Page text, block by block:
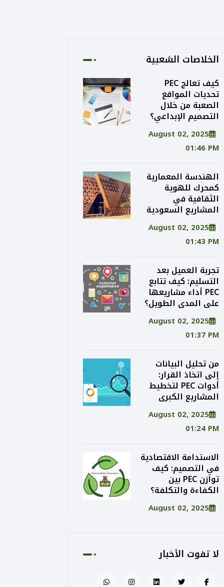
الخلاصات الشعبية
كيف تعالج PEC
تحديات المواقع
الصعبة من خلال
التصميم الإبداعي؟
August 02, 2025
01:46 PM
الهندسة المعمارية
كمحرك للهوية
الثقافية في
المشاريع السعودية
August 02, 2025
01:43 PM
تجربة العميل بعد
التسليم: كيف تتابع
PEC أداء مشاريعها
على المدى الطويل؟
August 02, 2025
01:37 PM
من تحليل البيانات
إلى اتخاذ القرار:
أدوات PEC لتخطيط
المشاريع الكبرى
August 02, 2025
01:24 PM
الاستدامة الاقتصادية
في التصميم: كيف
توازن PEC بين
الكفاءة والتكلفة؟
August 02, 2025
دمج تقنيات الواقع
المعزز (AR) في
والتسويق المعماري
لا تفوت الأخبار